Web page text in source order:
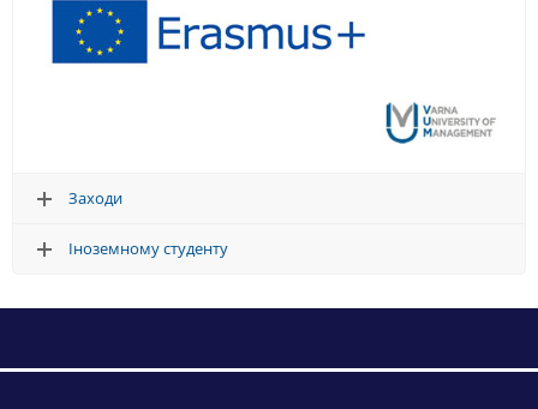
Заходи
Іноземному студенту